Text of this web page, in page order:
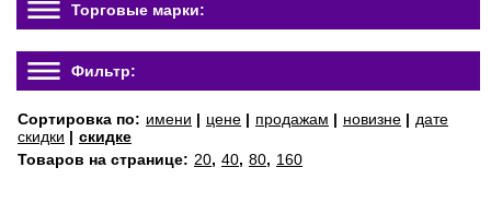
Торговые марки:
Фильтр:
Сортировка по: имени | цене | продажам | новизне | дате
скидки | скидке
Товаров на странице: 20, 40, 80, 160